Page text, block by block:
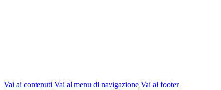
Vai ai contenuti Vai al menu di navigazione Vai al footer